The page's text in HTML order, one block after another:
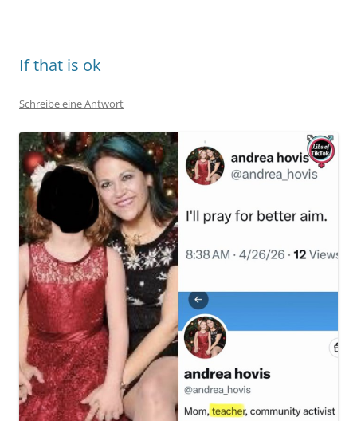
If that is ok
Schreibe eine Antwort